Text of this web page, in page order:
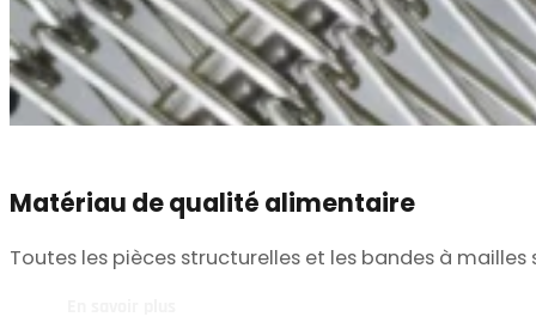
Matériau de qualité alimentaire
Toutes les pièces structurelles et les bandes à